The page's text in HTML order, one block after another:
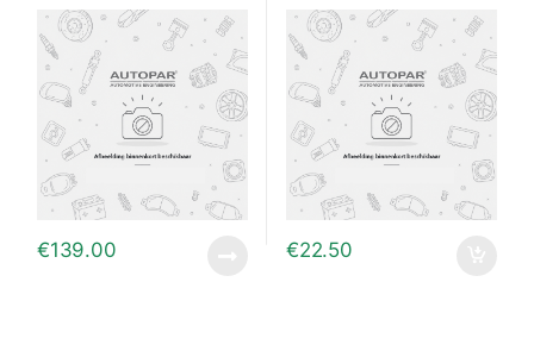
€139.00 €22.50